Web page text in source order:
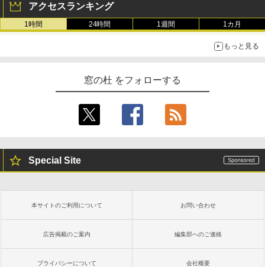
アクセスランキング
1時間 24時間 1週間 1カ月
もっと見る
窓の杜 をフォローする
Special Site
本サイトのご利用について お問い合わせ
広告掲載のご案内 編集部へのご連絡
プライバシーについて 会社概要